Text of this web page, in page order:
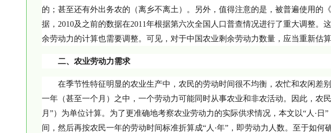
的；甚至还有外出务农的（离乡不离土）。另外，值得注意的是，被普遍使用的
据，2010及之前的数据在2011年根据第六次全国人口普查情况进行了重大调整。
余劳动力的计算也需要调整。可见，对于中国农业剩余劳动力数量，应当重新估算
二、农业劳动力需求
在季节性特征明显的农业生产中，农民的劳动时间很不均衡，农忙和农闲差
一年（甚至一个月）之中，一个劳动力可能同时从事农业和非农活动。因此，农
月”）为单位计算。为了更准确地考察农业劳动力的实际供求情况，本文以“人·日
间，然后再按农民一年的劳动时间标准折算成“人·年”，即劳动力人数。至于如何